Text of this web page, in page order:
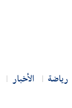
رياضة الأخبار